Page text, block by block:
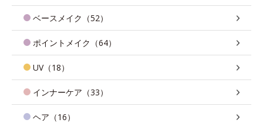
ベースメイク（52）
ポイントメイク（64）
UV（18）
インナーケア（33）
ヘア（16）